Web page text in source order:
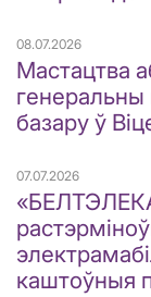
08.07.2026
Мастацтва
генеральны
базару ў
07.07.2026
каштоўныя